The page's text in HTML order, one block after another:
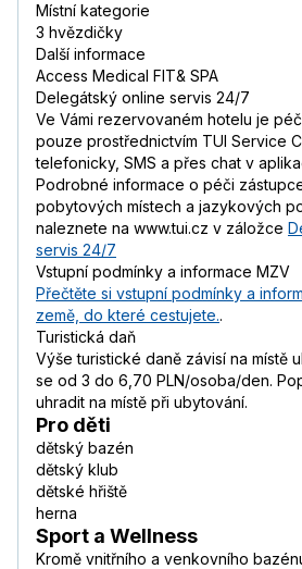
Místní kategorie
3 hvězdičky
Další informace
Access Medical FIT& SPA
Delegátský online servis 24/7
Ve Vámi rezervovaném hotelu je
pouze prostřednictvím TUI Service
telefonicky, SMS a přes chat v
Podrobné informace o péči
pobytových místech a jazykových
naleznete na www.tui.cz v záložce
servis 24/7
Vstupní podmínky a informace MZV
Přečtěte si vstupní podmínky a
země, do které cestujete..
Turistická daň
Výše turistické daně závisí na místě
se od 3 do 6,70 PLN/osoba/den.
uhradit na místě při ubytování.
Pro děti
dětský bazén
dětský klub
dětské hřiště
herna
Sport a Wellness
Kromě vnitřního a venkovního